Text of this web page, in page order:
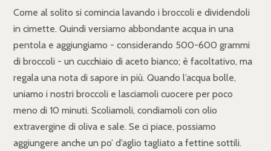
Come al solito si comincia lavando i broccoli e dividendoli
in cimette. Quindi versiamo abbondante acqua in una
pentola e aggiungiamo - considerando 500-600 grammi
di broccoli - un cucchiaio di aceto bianco; è facoltativo, ma
regala una nota di sapore in più. Quando l’acqua bolle,
uniamo i nostri broccoli e lasciamoli cuocere per poco
meno di 10 minuti. Scoliamoli, condiamoli con olio
extravergine di oliva e sale. Se ci piace, possiamo
aggiungere anche un po’ d’aglio tagliato a fettine sottili.